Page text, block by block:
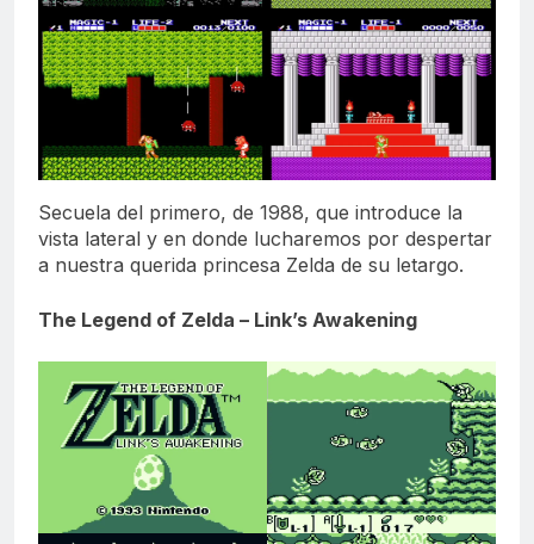
Secuela del primero, de 1988, que introduce la
vista lateral y en donde lucharemos por despertar
a nuestra querida princesa Zelda de su letargo.
The Legend of Zelda – Link’s Awakening